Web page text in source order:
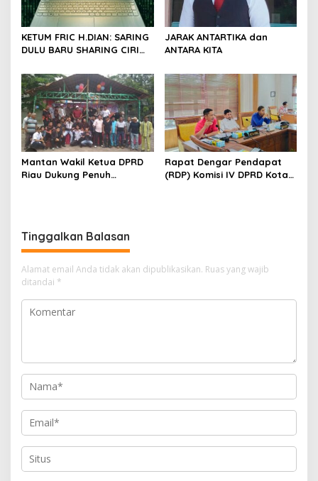
KETUM FRIC H.DIAN: SARING
DULU BARU SHARING CIRI
SOSIAL
JARAK ANTARTIKA dan
ANTARA KITA
Mantan Wakil Ketua DPRD
Riau Dukung Penuh
Rapat Dengar Pendapat
(RDP) Komisi IV DPRD Kota
Tinggalkan Balasan
Alamat email Anda tidak akan dipublikasikan. Ruas yang wajib
ditandai *